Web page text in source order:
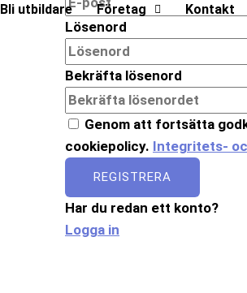
Bli utbildare Företag Kontakt
Lösenord
Bekräfta lösenord
Genom att fortsätta
cookiepolicy. Integritets-
REGISTRERA
Har du redan ett konto?
Logga in